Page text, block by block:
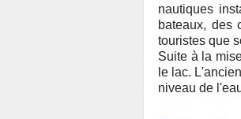
nautiques
bateaux, des
touristes que
Suite à la
le lac.
niveau de